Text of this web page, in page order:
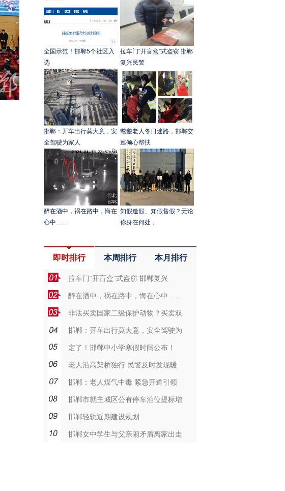
全国示范！邯郸5个社区入
选
拉车门“开盲盒”式盗窃 邯郸
复兴民警
邯郸：开车出行莫大意，安
全驾驶为家人
耄耋老人冬日迷路，邯郸交
巡倾心帮扶
醉在酒中，祸在路中，悔在
心中……
知假造假、知假售假？无论
你身在何处，
即时排行 本周排行 本月排行
拉车门“开盲盒”式盗窃 邯郸复兴
醉在酒中，祸在路中，悔在心中……
非法买卖国家二级保护动物？买卖双
邯郸：开车出行莫大意，安全驾驶为
定了！邯郸中小学寒假时间公布！
老人沿高架桥独行 民警及时发现暖
邯郸：老人煤气中毒 紧急开道引领
邯郸市就主城区公有停车泊位提标增
邯郸轻轨近期建设规划
邯郸女中学生与父亲闹矛盾离家出走